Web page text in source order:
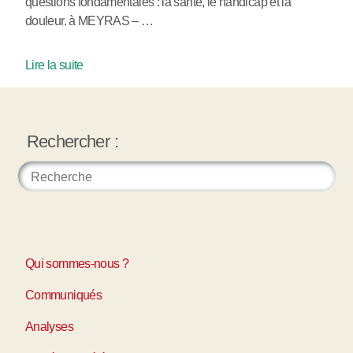
douleur. à MEYRAS – …
Lire la suite
Rechercher :
Qui sommes-nous ?
Communiqués
Analyses